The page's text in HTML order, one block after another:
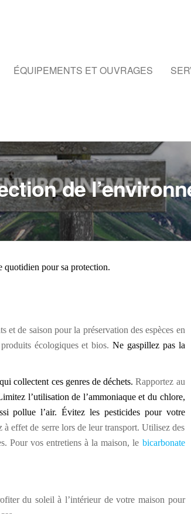
ÉQUIPEMENTS ET OUVRAGES
de
quotidien pour sa protection.
et de saison pour la préservation des espèces en
écologiques et bios. Ne gaspillez pas la
collectent ces genres de déchets. Rapportez au
l’utilisation de l’ammoniaque et du chlore,
pollue l’air. Évitez les pesticides pour votre
effet de serre lors de leur transport. Utilisez des
Pour vos entretiens à la maison, le bicarbonate
du soleil à l’intérieur de votre maison pour